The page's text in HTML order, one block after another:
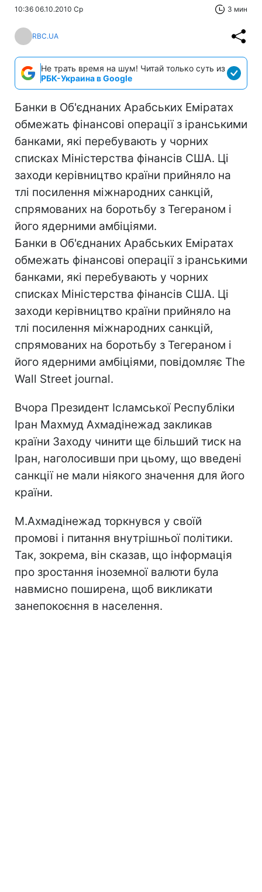
10:36 06.10.2010 Ср 3 мин
RBC.UA
Не трать время на шум! Читай только суть из
РБК-Украина в Google
Банки в Об'єднаних Арабських Еміратах
обмежать фінансові операції з іранськими
банками, які перебувають у чорних
списках Міністерства фінансів США. Ці
заходи керівництво країни прийняло на
тлі посилення міжнародних санкцій,
спрямованих на боротьбу з Тегераном і
його ядерними амбіціями.
Банки в Об'єднаних Арабських Еміратах
обмежать фінансові операції з іранськими
банками, які перебувають у чорних
списках Міністерства фінансів США. Ці
заходи керівництво країни прийняло на
тлі посилення міжнародних санкцій,
спрямованих на боротьбу з Тегераном і
його ядерними амбіціями, повідомляє The
Wall Street journal.
Вчора Президент Ісламської Республіки
Іран Махмуд Ахмадінежад закликав
країни Заходу чинити ще більший тиск на
Іран, наголосивши при цьому, що введені
санкції не мали ніякого значення для його
країни.
М.Ахмадінежад торкнувся у своїй
промові і питання внутрішньої політики.
Так, зокрема, він сказав, що інформація
про зростання іноземної валюти була
навмисно поширена, щоб викликати
занепокоєння в населення.